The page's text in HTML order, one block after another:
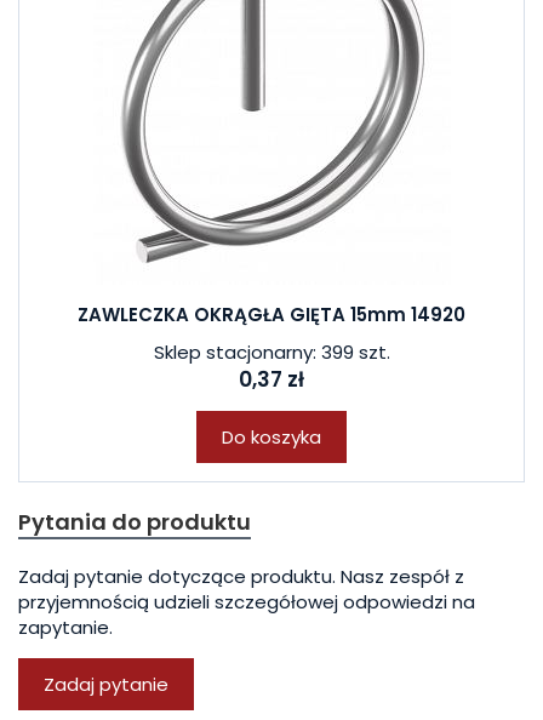
ZAWLECZKA OKRĄGŁA GIĘTA 15mm 14920
Sklep stacjonarny: 399 szt.
0,37 zł
Do koszyka
Pytania do produktu
Zadaj pytanie dotyczące produktu. Nasz zespół z
przyjemnością udzieli szczegółowej odpowiedzi na
zapytanie.
Zadaj pytanie